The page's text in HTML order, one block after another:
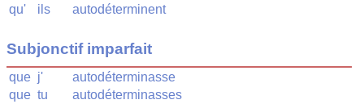
qu'
ils autodéterminent
Subjonctif imparfait
que j'
autodéterminasse
que tu
autodéterminasses